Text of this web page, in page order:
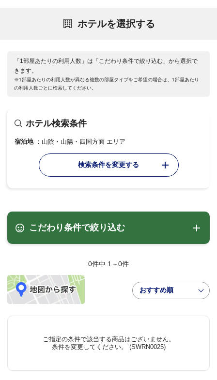
ホテルを選択する
「1部屋あたりの利用人数」は「こだわり条件で絞り込む」から選択で
きます。
※1部屋あたりの利用人数が異なる複数の部屋タイプをご希望の場合は、1部屋あたり
の利用人数ごとに検索してください。
ホテル検索条件
宿泊地 山陰・山陽・四国方面 エリア
検索条件を変更する
こだわり条件で絞り込む
0件中 1～0件
おすすめ順
ご指定の条件で該当する商品はございません。
条件を変更してください。 (SWRN0025)